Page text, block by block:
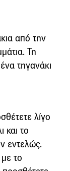
από την
Τη
τηγανάκι
λίγο
και το
εντελώς.
το